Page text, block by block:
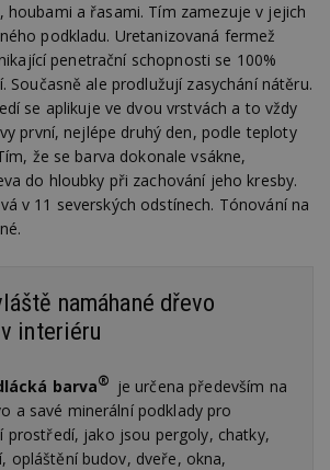
houbami a řasami. Tím zamezuje v jejich
podkladu. Uretanizovaná fermež
penetrační schopnosti se 100%
Současně ale prodlužují zasychání nátěru.
se aplikuje ve dvou vrstvách a to vždy
první, nejlépe druhý den, podle teploty
že se barva dokonale vsákne,
do hloubky při zachování jeho kresby.
v 11 severských odstínech. Tónování na
namáhané dřevo
interiéru
barva®
je určena především na
a savé minerální podklady pro
prostředí, jako jsou pergoly, chatky,
opláštění budov, dveře, okna,